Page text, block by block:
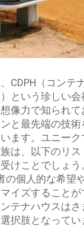
CDPH（コンテ
という珍しい会
像力で知られ
と最先端の技
ます。ユニー
は、以下のリス
けことでしょう
の個人的な希望
イズすること
テナハウスはさ
択肢となってい